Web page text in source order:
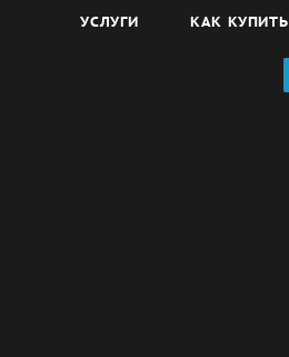
УСЛУГИ КАК КУПИТЬ